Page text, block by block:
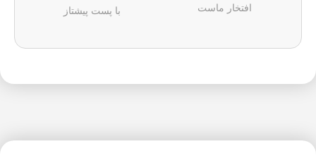
افتخار ماست با پست پیشتاز